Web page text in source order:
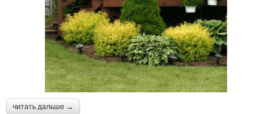
читать дальше →